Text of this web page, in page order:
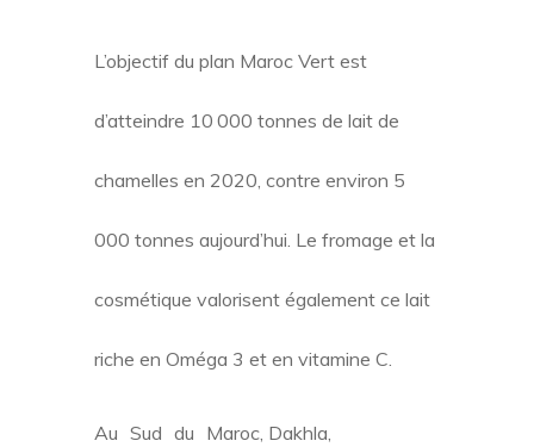
L’objectif du plan Maroc Vert est
d’atteindre 10 000 tonnes de lait de
chamelles en 2020, contre environ 5
000 tonnes aujourd’hui. Le fromage et la
cosmétique valorisent également ce lait
riche en Oméga 3 et en vitamine C.
Au Sud du Maroc, Dakhla,